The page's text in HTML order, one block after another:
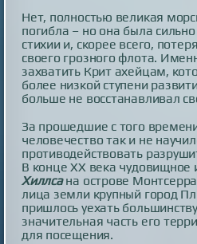
Нет, полностью великая
погибла – но она была
стихии и, скорее всего,
своего грозного флота.
захватить Крит ахейцам,
более низкой ступени
больше не восстанавливал
За прошедшие с того
человечество так и не
противодействовать
В конце ХХ века чудовищное
Хиллсана острове
лица земли крупный город
пришлось уехать
значительная часть его
для посещения.